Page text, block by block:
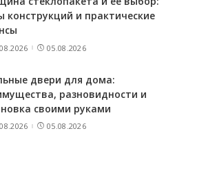
конструкций и практические
05.08.2026
двери для дома:
разновидности и
своими руками
05.08.2026